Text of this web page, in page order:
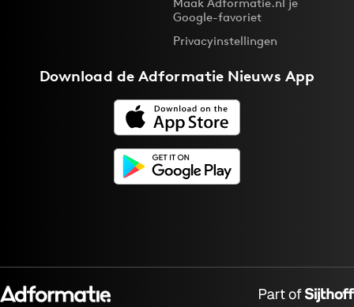
Google-favoriet
Privacyinstellingen
Download deAdformatie Nieuws App